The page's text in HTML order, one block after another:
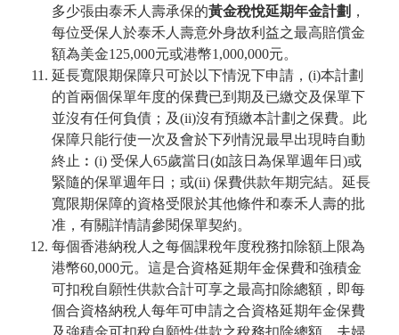
多少張由泰禾人壽承保的黃金稅悅延期年金計劃 ，
每位受保人於泰禾人壽意外身故利益之最高賠償金
額為美金125,000元或港幣1,000,000元。
延長寬限期保障只可於以下情況下申請，(i)本計劃
的首兩個保單年度的保費已到期及已繳交及保單下
並沒有任何負債；及(ii)沒有預繳本計劃之保費。此
保障只能行使一次及會於下列情況最早出現時自動
終止︰(i) 受保人65歲當日(如該日為保單週年日)或
緊隨的保單週年日；或(ii) 保費供款年期完結。延長
寬限期保障的資格受限於其他條件和泰禾人壽的批
准，有關詳情請參閱保單契約。
每個香港納稅人之每個課稅年度稅務扣除額上限為
港幣60,000元。這是合資格延期年金保費和強積金
可扣稅自願性供款合計可享之最高扣除總額，即每
個合資格納稅人每年可申請之合資格延期年金保費
及強積金可扣稅自願性供款之稅務扣除總額。夫婦